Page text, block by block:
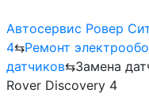
Автосервис Ровер
4⇆Ремонт
датчиков⇆Замена
Rover Discovery 4